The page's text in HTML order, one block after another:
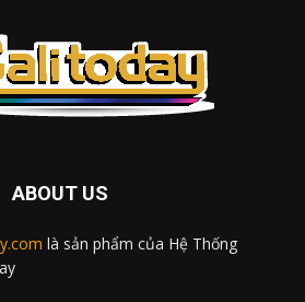
ABOUT US
là sản phẩm của Hệ Thống